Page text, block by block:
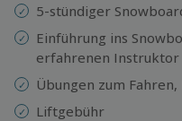
5-stündiger
Einführung ins
erfahrenen Instruktor
Übungen zum
Liftgebühr